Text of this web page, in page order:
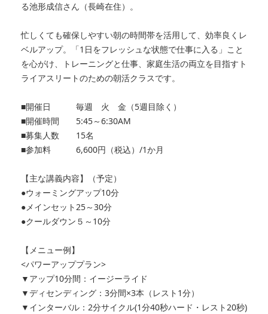
る池形成信さん（長崎在住）。
忙しくても確保しやすい朝の時間帯を活用して、効率良くレ
ベルアップ。「1日をフレッシュな状態で仕事に入る」こと
を心がけ、トレーニングと仕事、家庭生活の両立を目指すト
ライアスリートのための朝活クラスです。
■開催日 毎週 火 金（5週目除く）
■開催時間 5:45～6:30AM
■募集人数 15名
■参加料 6,600円（税込）/1か月
【主な講義内容】（予定）
●ウォーミングアップ10分
●メインセット25～30分
●クールダウン５～10分
【メニュー例】
<パワーアッププラン>
▼アップ10分間：イージーライド
▼ディセンディング：3分間×3本（レスト1分）
▼インターバル：2分サイクル(1分40秒ハード・レスト20秒)